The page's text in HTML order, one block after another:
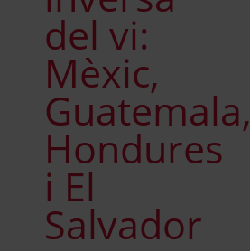
del vi:
Mèxic,
Guatemala,
Hondures
i El
Salvador